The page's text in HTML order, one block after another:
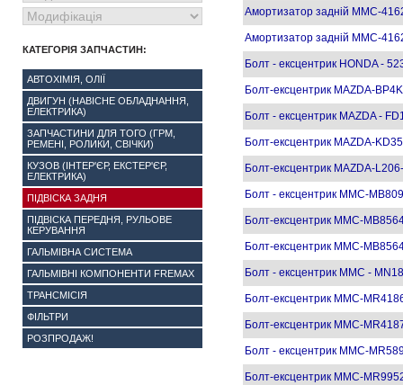
Амортизатор задній MMC-
Амортизатор задній MMC-
Болт - ексцентрик HONDA -
Болт-ексцентрик MAZDA-
Болт - ексцентрик MAZDA -
Болт-ексцентрик MAZDA-
Болт-ексцентрик MAZDA-
Болт - ексцентрик MMC-
Болт-ексцентрик MMC-
Болт-ексцентрик MMC-
Болт - ексцентрик MMC -
Болт-ексцентрик MMC-
Болт-ексцентрик MMC-
Болт - ексцентрик MMC-
Болт-ексцентрик MMC-
КАТЕГОРІЯ ЗАПЧАСТИН:
АВТОХІМІЯ, ОЛІЇ
ДВИГУН (НАВІСНЕ ОБЛАДНАННЯ,
ЕЛЕКТРИКА)
ЗАПЧАСТИНИ ДЛЯ ТОГО (ГРМ,
РЕМЕНІ, РОЛИКИ, СВІЧКИ)
КУЗОВ (ІНТЕР'ЄР, ЕКСТЕР'ЄР,
ЕЛЕКТРИКА)
ПІДВІСКА ЗАДНЯ
ПІДВІСКА ПЕРЕДНЯ, РУЛЬОВЕ
КЕРУВАННЯ
ГАЛЬМІВНА СИСТЕМА
ГАЛЬМІВНІ КОМПОНЕНТИ FREMAX
ТРАНСМІСІЯ
ФІЛЬТРИ
РОЗПРОДАЖ!